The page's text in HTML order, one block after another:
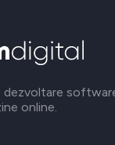
dezvoltare
online.